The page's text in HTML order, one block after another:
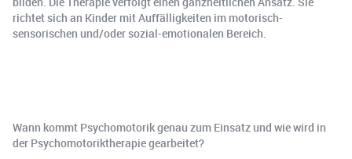
richtet sich an Kinder mit Auffälligkeiten im motorisch-
sensorischen und/oder sozial-emotionalen Bereich.
Wann kommt Psychomotorik genau zum Einsatz und wie wird in
der Psychomotoriktherapie gearbeitet?